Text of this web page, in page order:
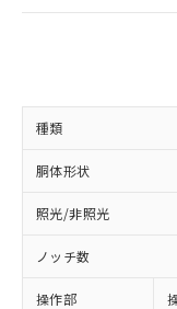
種類
胴体形状
照光/非照光
ノッチ数
操作部